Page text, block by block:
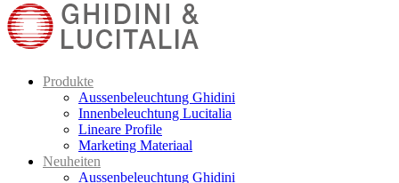
Produkte
Aussenbeleuchtung Ghidini
Innenbeleuchtung Lucitalia
Lineare Profile
Marketing Materiaal
Neuheiten
Aussenbeleuchtung Ghidini